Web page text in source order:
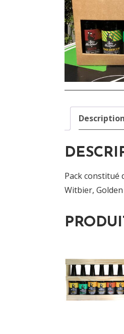
Description
Pack constitué
Witbier,